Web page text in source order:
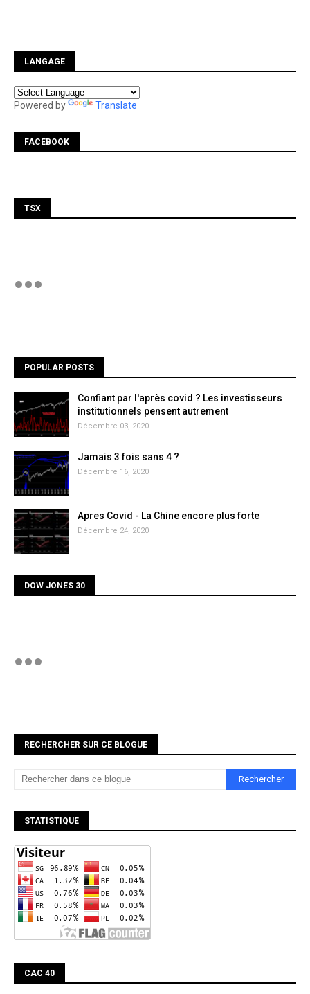
LANGAGE
Powered by Translate
FACEBOOK
TSX
POPULAR POSTS
Confiant par l'après covid ? Les investisseurs
institutionnels pensent autrement
Décembre 03, 2020
Jamais 3 fois sans 4 ?
Décembre 16, 2020
Apres Covid - La Chine encore plus forte
Décembre 24, 2020
DOW JONES 30
RECHERCHER SUR CE BLOGUE
STATISTIQUE
CAC 40